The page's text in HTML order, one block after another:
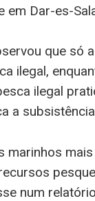
em Dar-es-
que só
ilegal,
ilegal
a
marinhos
num